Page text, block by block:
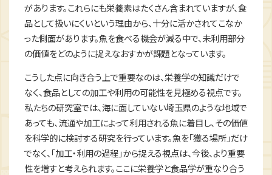
があります。これらにも栄養素はたくさん含まれていますが、食
品として扱いにくいという理由から、十分に活かされてこなか
った側面があります。魚を食べる機会が減る中で、未利用部分
の価値をどのように捉えなおすかが課題となっています。
こうした点に向き合う上で重要なのは、栄養学の知識だけで
なく、食品としての加工や利用の可能性を見極める視点です。
私たちの研究室では、海に面していない埼玉県のような地域で
あっても、流通や加工によって利用される魚に着目し、その価値
を科学的に検討する研究を行っています。魚を「獲る場所」だけ
でなく、「加工・利用の過程」から捉える視点は、今後、より重要
性を増すと考えられます。ここに栄養学と食品学が重なり合う